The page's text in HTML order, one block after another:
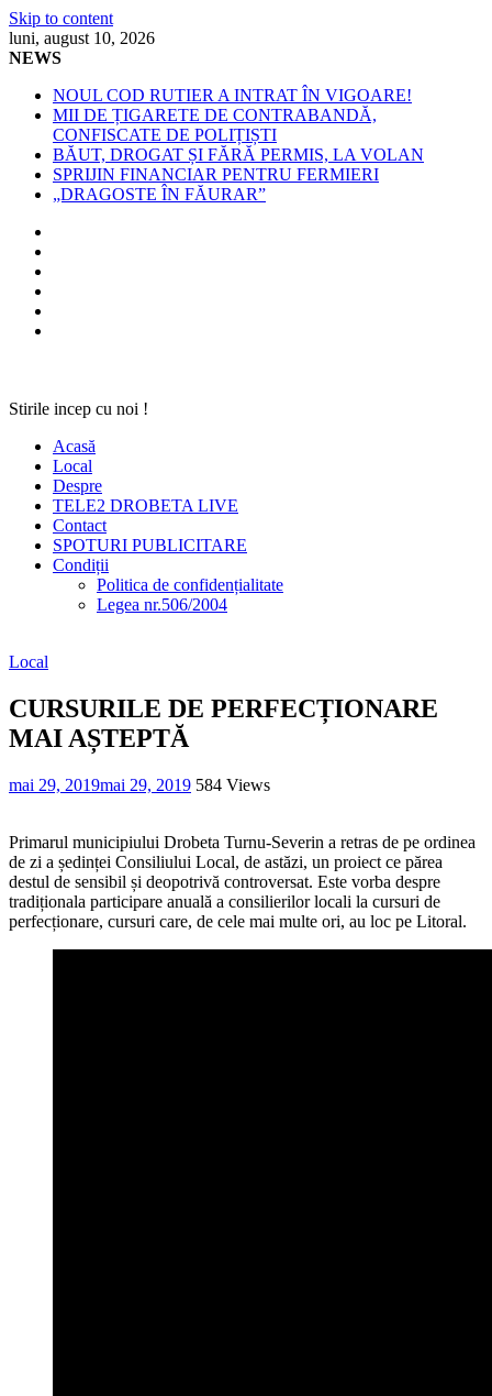
Skip to content
luni, august 10, 2026
NEWS
NOUL COD RUTIER A INTRAT ÎN VIGOARE!
MII DE ȚIGARETE DE CONTRABANDĂ,
CONFISCATE DE POLIȚIȘTI
BĂUT, DROGAT ȘI FĂRĂ PERMIS, LA VOLAN
SPRIJIN FINANCIAR PENTRU FERMIERI
„DRAGOSTE ÎN FĂURAR”
Stirile incep cu noi !
Acasă
Local
Despre
TELE2 DROBETA LIVE
Contact
SPOTURI PUBLICITARE
Condiții
Politica de confidențialitate
Legea nr.506/2004
Local
CURSURILE DE PERFECȚIONARE
MAI AȘTEPTĂ
mai 29, 2019mai 29, 2019 584 Views
Primarul municipiului Drobeta Turnu-Severin a retras de pe ordinea
de zi a ședinței Consiliului Local, de astăzi, un proiect ce părea
destul de sensibil și deopotrivă controversat. Este vorba despre
tradiționala participare anuală a consilierilor locali la cursuri de
perfecționare, cursuri care, de cele mai multe ori, au loc pe Litoral.